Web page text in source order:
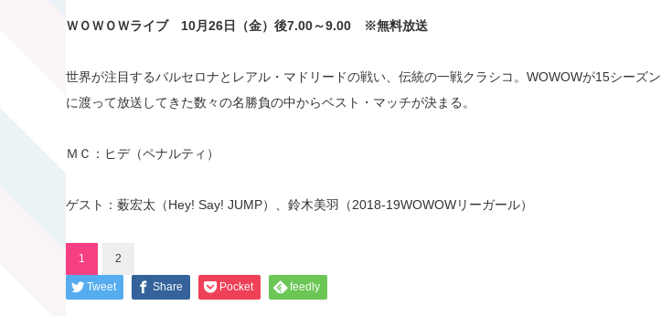
ＷＯＷＯＷライブ 10月26日（金）後7.00～9.00 ※無料放送
世界が注目するバルセロナとレアル・マドリードの戦い、伝統の一戦クラシコ。WOWOWが15シーズン
に渡って放送してきた数々の名勝負の中からベスト・マッチが決まる。
ＭＣ：ヒデ（ペナルティ）
ゲスト：薮宏太（Hey! Say! JUMP）、鈴木美羽（2018-19WOWOWリーガール）
1 2
Tweet Share Pocket feedly